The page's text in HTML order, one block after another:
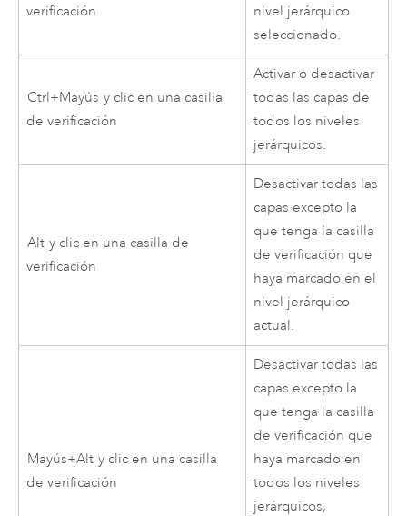
verificación
nivel jerárquico
seleccionado.
Ctrl+Mayús y clic en una casilla
de verificación
Activar o desactivar
todas las capas de
todos los niveles
jerárquicos.
Alt y clic en una casilla de
verificación
Desactivar todas las
capas excepto la
que tenga la casilla
de verificación que
haya marcado en el
nivel jerárquico
actual.
Mayús+Alt y clic en una casilla
de verificación
Desactivar todas las
capas excepto la
que tenga la casilla
de verificación que
haya marcado en
todos los niveles
jerárquicos,